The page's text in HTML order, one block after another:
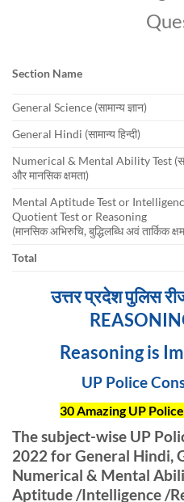
Section Name
General Science (सामान्य ज्ञान)
General Hindi (सामान्य हिन्दी)
Numerical & Mental Ability Test
और मानसिक क्षमता)
Mental Aptitude Test or
Quotient Test or Reasoning
(मानसिक अभिरुचि, बुद्धिलब्धि अवं तार्किक
Total
उत्तर प्रदेश पुलिस
Reasoning is
UP Police
30 Amazing UP
The subject-wise UP
2022 for General Hindi,
Numerical & Mental
Aptitude /Intelligence /